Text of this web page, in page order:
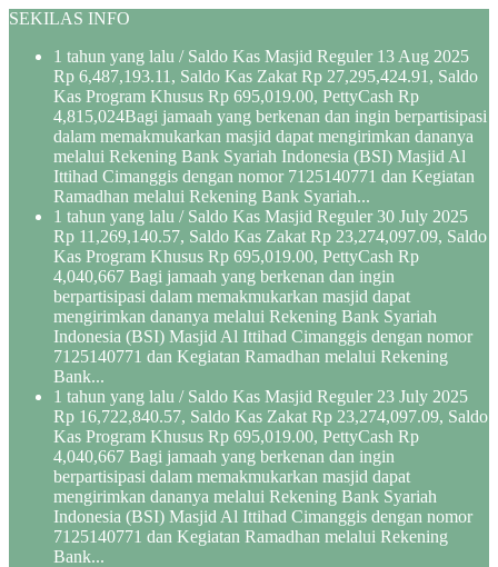
SEKILAS INFO
1 tahun yang lalu / Saldo Kas Masjid Reguler 13 Aug 2025
Rp 6,487,193.11, Saldo Kas Zakat Rp 27,295,424.91, Saldo
Kas Program Khusus Rp 695,019.00, PettyCash Rp
4,815,024Bagi jamaah yang berkenan dan ingin berpartisipasi
dalam memakmukarkan masjid dapat mengirimkan dananya
melalui Rekening Bank Syariah Indonesia (BSI) Masjid Al
Ittihad Cimanggis dengan nomor 7125140771 dan Kegiatan
Ramadhan melalui Rekening Bank Syariah...
1 tahun yang lalu / Saldo Kas Masjid Reguler 30 July 2025
Rp 11,269,140.57, Saldo Kas Zakat Rp 23,274,097.09, Saldo
Kas Program Khusus Rp 695,019.00, PettyCash Rp
4,040,667 Bagi jamaah yang berkenan dan ingin
berpartisipasi dalam memakmukarkan masjid dapat
mengirimkan dananya melalui Rekening Bank Syariah
Indonesia (BSI) Masjid Al Ittihad Cimanggis dengan nomor
7125140771 dan Kegiatan Ramadhan melalui Rekening
Bank...
1 tahun yang lalu / Saldo Kas Masjid Reguler 23 July 2025
Rp 16,722,840.57, Saldo Kas Zakat Rp 23,274,097.09, Saldo
Kas Program Khusus Rp 695,019.00, PettyCash Rp
4,040,667 Bagi jamaah yang berkenan dan ingin
berpartisipasi dalam memakmukarkan masjid dapat
mengirimkan dananya melalui Rekening Bank Syariah
Indonesia (BSI) Masjid Al Ittihad Cimanggis dengan nomor
7125140771 dan Kegiatan Ramadhan melalui Rekening
Bank...